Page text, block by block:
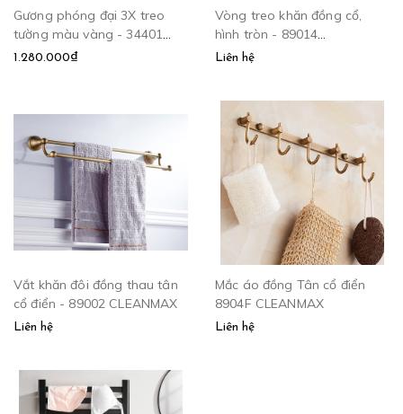
Gương phóng đại 3X treo
tường màu vàng - 34401
CLEANMAX
1.280.000₫
Vòng treo khăn đồng cổ,
hình tròn - 89014
CLEANMAX
Liên hệ
Vắt khăn đôi đồng thau tân
cổ điển - 89002 CLEANMAX
Liên hệ
Mắc áo đồng Tân cổ điển
8904F CLEANMAX
Liên hệ